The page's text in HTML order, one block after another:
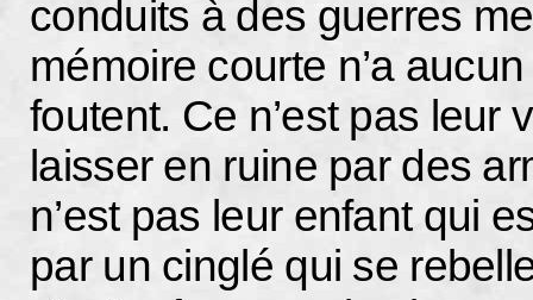
conduits à des guerres
mémoire courte n’a
foutent. Ce n’est pas leur
laisser en ruine par des
n’est pas leur enfant qui
par un cinglé qui se